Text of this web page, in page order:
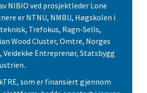
NIBIO ved prosjektleder Lone
er NTNU, NMBU, Høgskolen i
Trefokus, Ragn-Sells,
Wood Cluster, Omtre, Norges
Veidekke Entreprenør, Statsbygg
som er finansiert gjennom